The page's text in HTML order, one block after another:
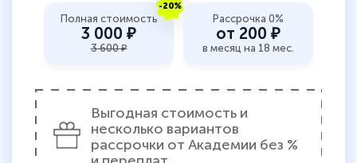
-20%
Полная стоимость
3 000 ₽
3 600 ₽
Рассрочка 0%
от 200 ₽
в месяц на 18 мес.
Выгодная стоимость и
несколько вариантов
рассрочки от Академии без %